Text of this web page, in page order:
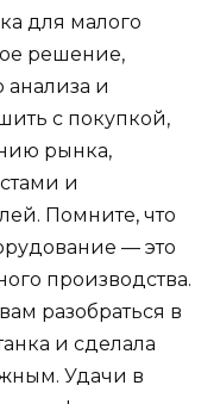
для малого
решение,
анализа и
с покупкой,
рынка,
и
Помните, что
— это
производства.
разобраться в
и сделала
Удачи в